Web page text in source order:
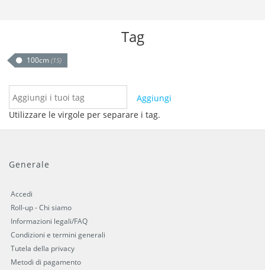
Tag
100cm (15)
Aggiungi
Utilizzare le virgole per separare i tag.
Generale
Accedi
Roll-up - Chi siamo
Informazioni legali/FAQ
Condizioni e termini generali
Tutela della privacy
Metodi di pagamento